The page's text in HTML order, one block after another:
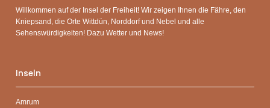
Willkommen auf der Insel der Freiheit! Wir zeigen Ihnen die Fähre, den
Kniepsand, die Orte Wittdün, Norddorf und Nebel und alle
Sehenswürdigkeiten! Dazu Wetter und News!
Inseln
Amrum